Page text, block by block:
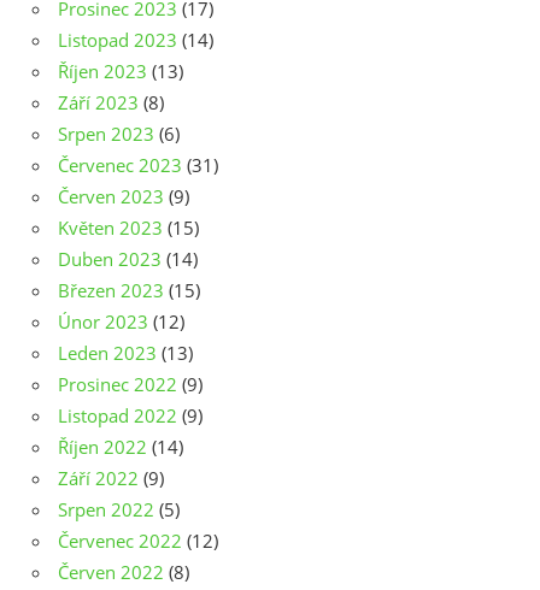
Prosinec 2023 (17)
Listopad 2023 (14)
Říjen 2023 (13)
Září 2023 (8)
Srpen 2023 (6)
Červenec 2023 (31)
Červen 2023 (9)
Květen 2023 (15)
Duben 2023 (14)
Březen 2023 (15)
Únor 2023 (12)
Leden 2023 (13)
Prosinec 2022 (9)
Listopad 2022 (9)
Říjen 2022 (14)
Září 2022 (9)
Srpen 2022 (5)
Červenec 2022 (12)
Červen 2022 (8)